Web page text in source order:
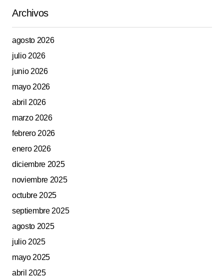
Archivos
agosto 2026
julio 2026
junio 2026
mayo 2026
abril 2026
marzo 2026
febrero 2026
enero 2026
diciembre 2025
noviembre 2025
octubre 2025
septiembre 2025
agosto 2025
julio 2025
mayo 2025
abril 2025